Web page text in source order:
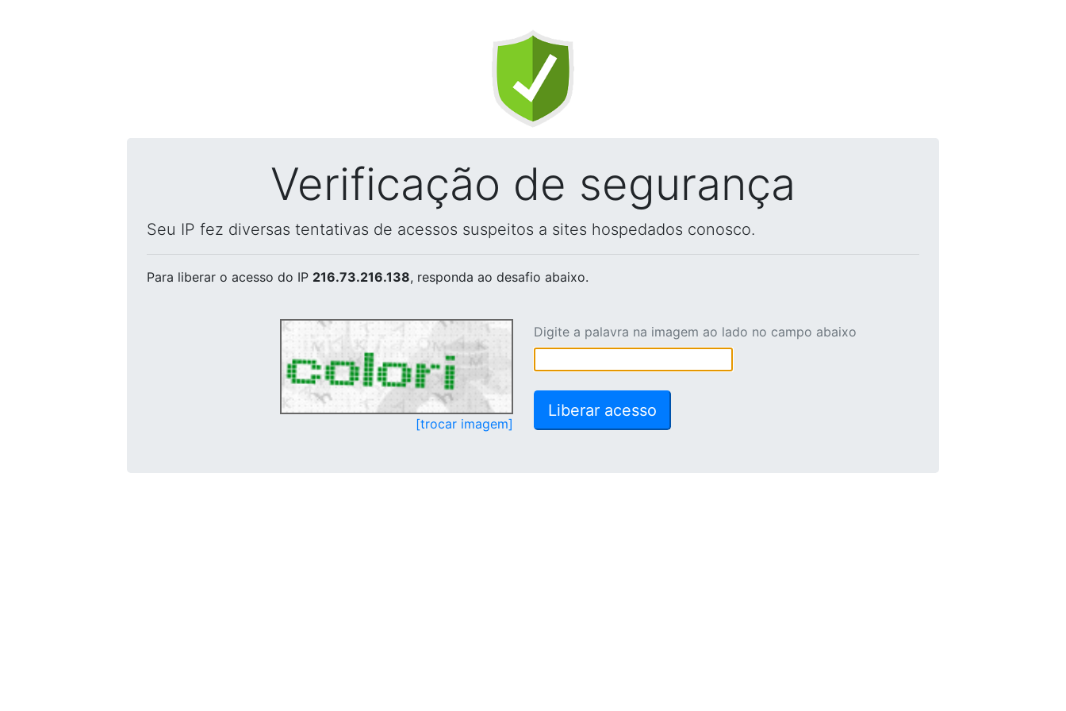
Verificação de segurança
Seu IP fez diversas tentativas de acessos suspeitos a sites hospedados conosco.
Para liberar o acesso do IP 216.73.216.138, responda ao desafio abaixo.
[trocar imagem]
Digite a palavra na imagem ao lado no campo abaixo